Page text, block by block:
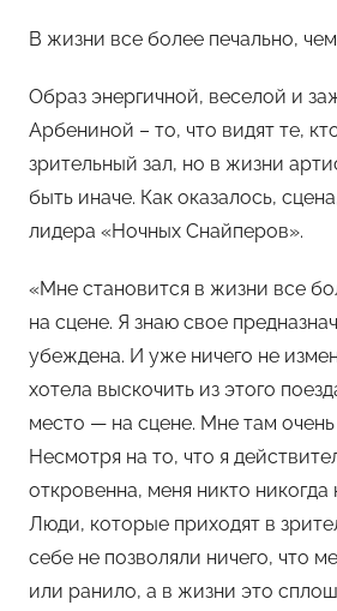
В жизни все более печально,
Образ энергичной, веселой и
Арбениной – то, что видят те,
зрительный зал, но в жизни
быть иначе. Как оказалось,
лидера «Ночных Снайперов».
«Мне становится в жизни все
на сцене. Я знаю свое
убеждена. И уже ничего не
хотела выскочить из этого
место — на сцене. Мне там
Несмотря на то, что я
откровенна, меня никто
Люди, которые приходят в
себе не позволяли ничего, что
или ранило, а в жизни это